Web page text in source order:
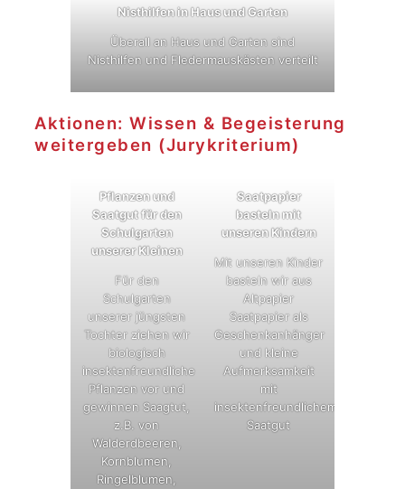
Nisthilfen in Haus und Garten
Überall an Haus und Garten sind
Nisthilfen und Fledermauskästen verteilt
Aktionen: Wissen & Begeisterung
weitergeben (Jurykriterium)
Pflanzen und
Saatgut für den
Schulgarten
unserer Kleinen
Für den
Schulgarten
unserer jüngsten
Tochter ziehen wir
biologisch
insektenfreundliche
Pflanzen vor und
gewinnen Saagtut,
z.B. von
Walderdbeeren,
Kornblumen,
Ringelblumen,
Saatpapier
basteln mit
unseren Kindern
Mit unseren Kinder
basteln wir aus
Altpapier
Saatpapier als
Geschenkanhänger
und kleine
Aufmerksamkeit
mit
insektenfreundlichem
Saatgut